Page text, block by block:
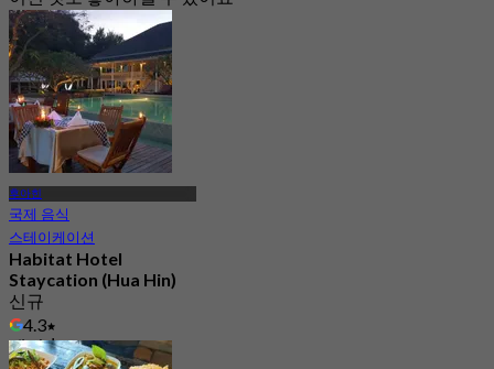
후아힌
국제 음식
스테이케이션
Habitat Hotel
Staycation (Hua Hin)
신규
4.3
에서฿ 1,495